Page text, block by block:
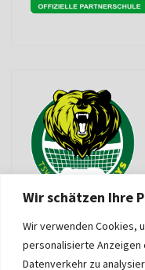
Wir schätzen Ihre
Wir verwenden Cookies,
personalisierte Anzeigen
Datenverkehr zu